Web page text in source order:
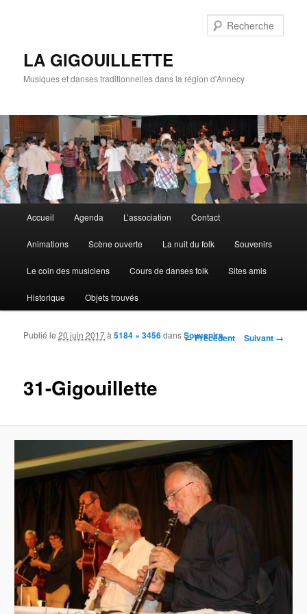
LA GIGOUILLETTE
Musiques et danses traditionnelles dans la région d'Annecy
Aller au contenu principal
Aller au contenu secondaire
Accueil Agenda L’association Contact
Animations Scène ouverte La nuit du folk Souvenirs
Le coin des musiciens Cours de danses folk Sites amis
Historique Objets trouvés
Navigation des images
← Précédent Suivant →
31-Gigouillette
Publié le20 juin 2017à5184 × 3456dansSouvenirs